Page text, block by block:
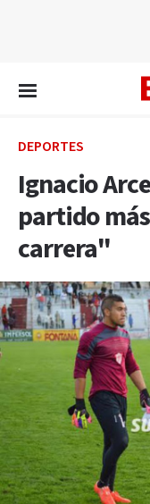
DEPORTES
Ignacio
partido
carrera"